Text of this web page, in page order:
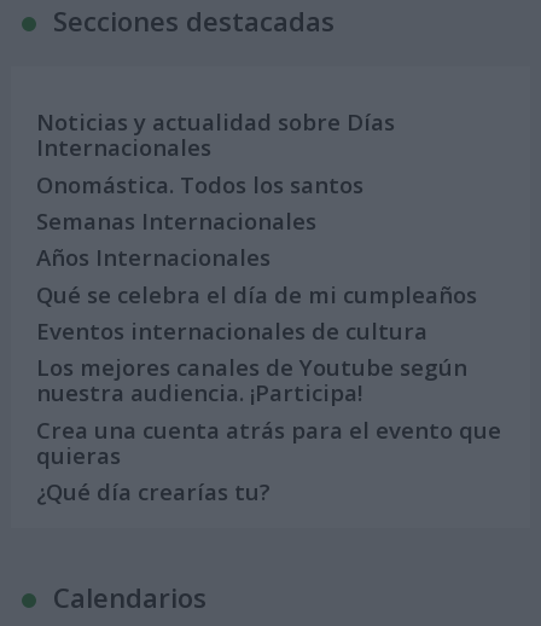
Secciones destacadas
Noticias y actualidad sobre Días
Internacionales
Onomástica. Todos los santos
Semanas Internacionales
Años Internacionales
Qué se celebra el día de mi cumpleaños
Eventos internacionales de cultura
Los mejores canales de Youtube según
nuestra audiencia. ¡Participa!
Crea una cuenta atrás para el evento que
quieras
¿Qué día crearías tu?
Calendarios